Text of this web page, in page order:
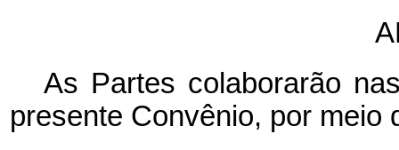
As Partes colaborarão
presente Convênio, por meio